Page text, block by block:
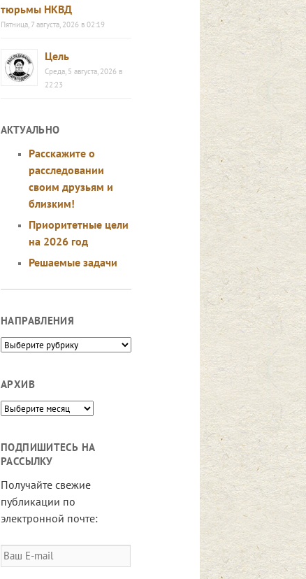
тюрьмы НКВД
Пятница, 7 августа, 2026 в 02:19
Цель
Среда, 5 августа, 2026 в
22:23
АКТУАЛЬНО
Расскажите о
расследовании
своим друзьям и
близким!
Приоритетные цели
на 2026 год
Решаемые задачи
НАПРАВЛЕНИЯ
Направления
АРХИВ
Архив
ПОДПИШИТЕСЬ НА
РАССЫЛКУ
Получайте свежие
публикации по
электронной почте:
Ваш
E-